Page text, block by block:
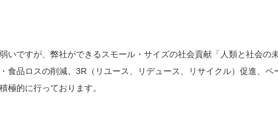
ですが、弊社ができるスモール・サイズの社会貢献「人類と社会の
食品ロスの削減、3R（リユース、リデュース、リサイクル）促進、ペ
極的に行っております。